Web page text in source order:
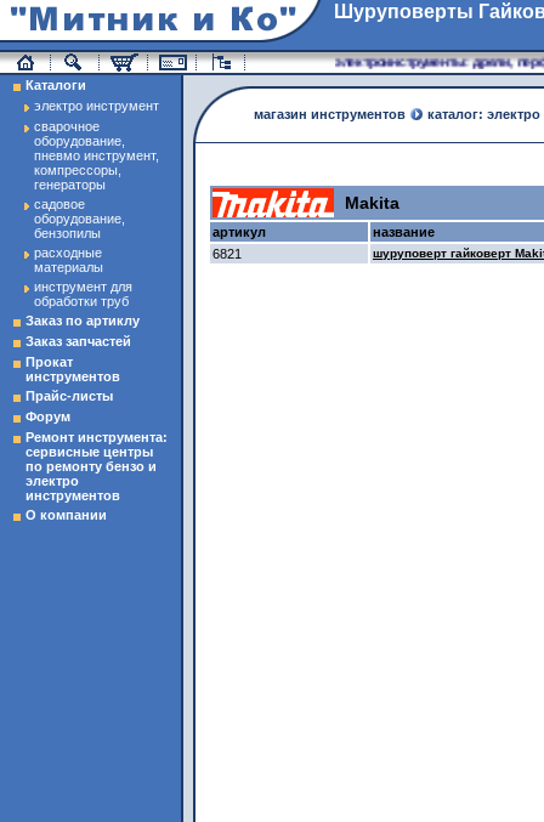
Шуруповерты
электроинструменты: дрели,
магазин инструменты
магазин инструментов каталог:
Makita
артикул
название
6821
шуруповерт гайковерт
Каталоги
электро инструмент
сварочное
оборудование,
пневмо инструмент,
компрессоры,
генераторы
садовое
оборудование,
бензопилы
расходные
материалы
инструмент для
обработки труб
Заказ по артиклу
Заказ запчастей
Прокат
инструментов
Прайс-листы
Форум
Ремонт инструмента:
сервисные центры
по ремонту бензо и
электро
инструментов
О компании